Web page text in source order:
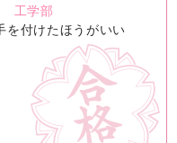
工学部
を付けたほうがいい